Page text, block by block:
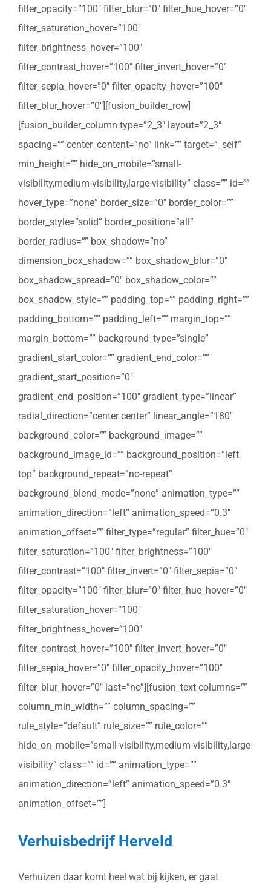
filter_opacity=”100″ filter_blur=”0″ filter_hue_hover=”0″
filter_saturation_hover=”100″
filter_brightness_hover=”100″
filter_contrast_hover=”100″ filter_invert_hover=”0″
filter_sepia_hover=”0″ filter_opacity_hover=”100″
filter_blur_hover=”0″][fusion_builder_row]
[fusion_builder_column type=”2_3″ layout=”2_3″
spacing=”” center_content=”no” link=”” target=”_self”
min_height=”” hide_on_mobile=”small-
visibility,medium-visibility,large-visibility” class=”” id=””
hover_type=”none” border_size=”0″ border_color=””
border_style=”solid” border_position=”all”
border_radius=”” box_shadow=”no”
dimension_box_shadow=”” box_shadow_blur=”0″
box_shadow_spread=”0″ box_shadow_color=””
box_shadow_style=”” padding_top=”” padding_right=””
padding_bottom=”” padding_left=”” margin_top=””
margin_bottom=”” background_type=”single”
gradient_start_color=”” gradient_end_color=””
gradient_start_position=”0″
gradient_end_position=”100″ gradient_type=”linear”
radial_direction=”center center” linear_angle=”180″
background_color=”” background_image=””
background_image_id=”” background_position=”left
top” background_repeat=”no-repeat”
background_blend_mode=”none” animation_type=””
animation_direction=”left” animation_speed=”0.3″
animation_offset=”” filter_type=”regular” filter_hue=”0″
filter_saturation=”100″ filter_brightness=”100″
filter_contrast=”100″ filter_invert=”0″ filter_sepia=”0″
filter_opacity=”100″ filter_blur=”0″ filter_hue_hover=”0″
filter_saturation_hover=”100″
filter_brightness_hover=”100″
filter_contrast_hover=”100″ filter_invert_hover=”0″
filter_sepia_hover=”0″ filter_opacity_hover=”100″
filter_blur_hover=”0″ last=”no”][fusion_text columns=””
column_min_width=”” column_spacing=””
rule_style=”default” rule_size=”” rule_color=””
hide_on_mobile=”small-visibility,medium-visibility,large-
visibility” class=”” id=”” animation_type=””
animation_direction=”left” animation_speed=”0.3″
animation_offset=””]
Verhuisbedrijf Herveld
Verhuizen daar komt heel wat bij kijken, er gaat